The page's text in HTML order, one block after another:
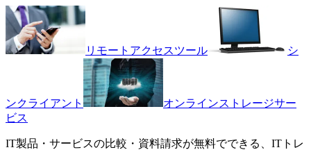
リモートアクセスツール シ
ンクライアント
オンラインストレージサー
ビス
IT製品・サービスの比較・資料請求が無料でできる、ITトレ